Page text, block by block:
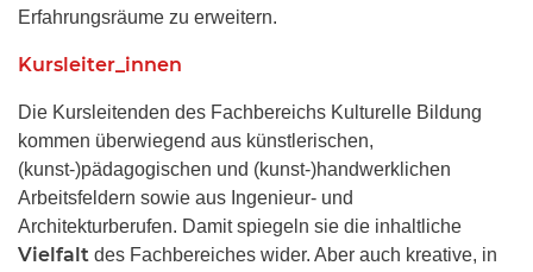
Erfahrungsräume zu erweitern.
Kursleiter_innen
Die Kursleitenden des Fachbereichs Kulturelle Bildung
kommen überwiegend aus künstlerischen,
(kunst-)pädagogischen und (kunst-)handwerklichen
Arbeitsfeldern sowie aus Ingenieur- und
Architekturberufen. Damit spiegeln sie die inhaltliche
Vielfalt des Fachbereiches wider. Aber auch kreative, in